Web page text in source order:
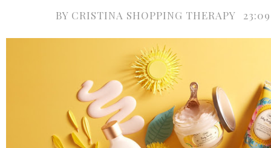
BY CRISTINA SHOPPING THERAPY